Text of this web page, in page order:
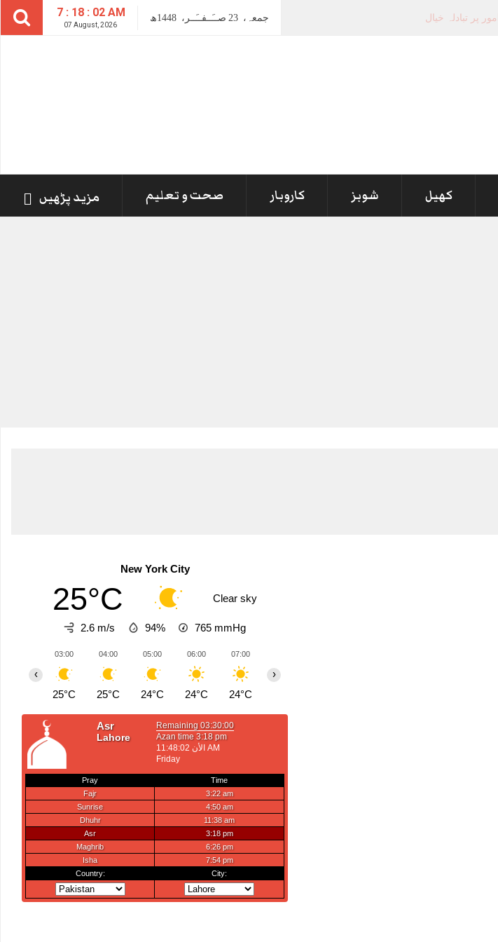
7 : 18 : 03 AM
07 August, 2026
جمعہ، 23 صــَــفــَــر، 1448ھ
کھیل شوبز کاروبار صحت و تعلیم مزید پڑھیں
New York City
25°C Clear sky
2.6 m/s 94% 765 mmHg
03:00
25°C
04:00
25°C
05:00
24°C
06:00
24°C
07:00
24°C
‹ ›